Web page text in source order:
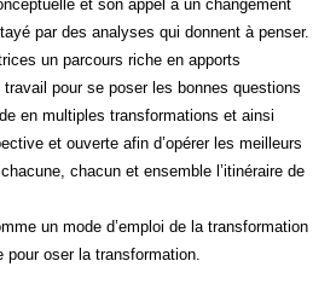
et son appel à un changement
par des analyses qui donnent à penser.
un parcours riche en apports
pour se poser les bonnes questions
en multiples transformations et ainsi
et ouverte afin d’opérer les meilleurs
chacun et ensemble l’itinéraire de
un mode d’emploi de la transformation
oser la transformation.